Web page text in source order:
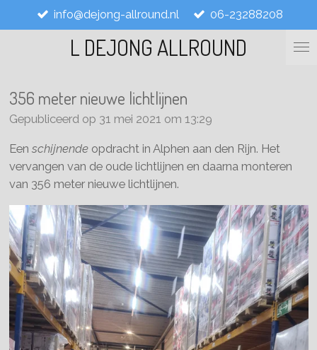
direct
L DEJONG ALLROUND
info@dejong-allround.nl 06-23288208
356 meter nieuwe lichtlijnen
Gepubliceerd op 31 mei 2021 om 13:29
Een schijnende opdracht in Alphen aan den Rijn. Het
vervangen van de oude lichtlijnen en daarna monteren
van 356 meter nieuwe lichtlijnen.